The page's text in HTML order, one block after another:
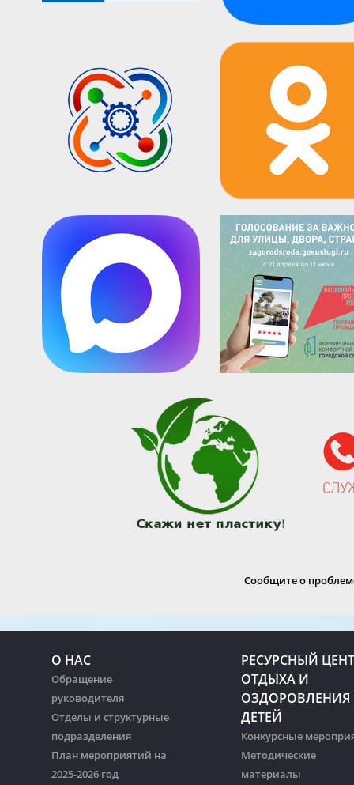
Сообщите о
О НАС
Обращение
руководителя
Отделы и структурные
подразделения
План мероприятий на
2025-2026 год
РЕСУРСНЫЙ
ОТДЫХА И
ОЗДОРОВЛЕНИЯ
ДЕТЕЙ
Конкурсные
Методические
материалы